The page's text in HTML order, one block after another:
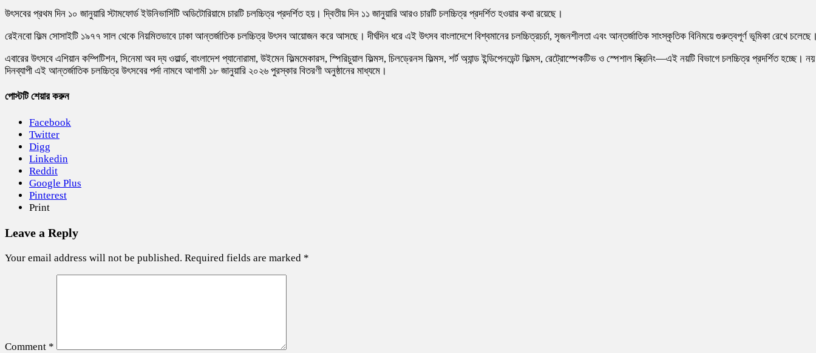
উৎসবের প্রথম দিন ১০ জানুয়ারি স্টামফোর্ড ইউনিভার্সিটি অডিটোরিয়ামে চারটি চলচ্চিত্র প্রদর্শিত হয়। দ্বিতীয় দিন ১১ জানুয়ারি আরও চারটি চলচ্চিত্র প্রদর্শিত হওয়ার কথা রয়েছে।
রেইনবো ফিল্ম সোসাইটি ১৯৭৭ সাল থেকে নিয়মিতভাবে ঢাকা আন্তর্জাতিক চলচ্চিত্র উৎসব আয়োজন করে আসছে। দীর্ঘদিন ধরে এই উৎসব বাংলাদেশে বিশ্বমানের চলচ্চিত্রচর্চা, সৃজনশীলতা এবং আন্তর্জাতিক সাংস্কৃতিক বিনিময়ে গুরুত্বপূর্ণ ভূমিকা রেখে
এবারের উৎসবে এশিয়ান কম্পিটিশন, সিনেমা অব দ্য ওয়ার্ল্ড, বাংলাদেশ প্যানোরামা, উইমেন ফিল্মমেকারস, স্পিরিচুয়াল ফিল্মস, চিলড্রেনস ফিল্মস, শর্ট অ্যান্ড ইন্ডিপেনডেন্ট ফিল্মস, রেট্রোস্পেকটিভ ও স্পেশাল স্ক্রিনিং—এই নয়টি বিভাগে চলচ্চিত্র প্রদর্শিত হচ্ছে। নয়
দিনব্যাপী এই আন্তর্জাতিক চলচ্চিত্র উৎসবের পর্দা নামবে আগামী ১৮ জানুয়ারি ২০২৬ পুরস্কার বিতরণী অনুষ্ঠানের মাধ্যমে।
পোস্টটি শেয়ার করুন
Facebook
Twitter
Digg
Linkedin
Reddit
Google Plus
Pinterest
Print
Leave a Reply
Your email address will not be published. Required fields are marked *
Comment *